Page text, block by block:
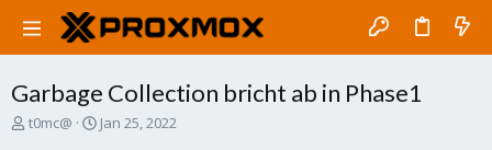
Garbage Collection bricht ab in Phase1
T
t0mc@
S
Jan 25, 2022